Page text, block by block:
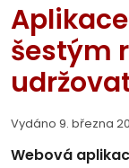
šestým
Vydáno 9. března
Webová